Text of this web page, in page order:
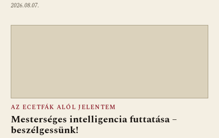
2026.08.07.
AZ ECETFÁK ALÓL JELENTEM
Mesterséges intelligencia futtatása –
beszélgessünk!